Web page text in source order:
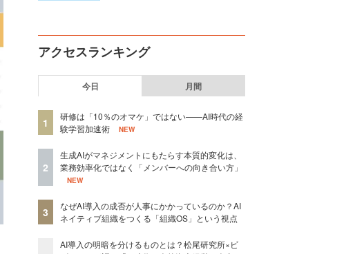
アクセスランキング
今日 月間
1
研修は「10％のオマケ」ではない——AI時代の経
験学習加速術
NEW
2
生成AIがマネジメントにもたらす本質的変化は、
業務効率化ではなく「メンバーへの向き合い方」
NEW
3
なぜAI導入の成否が人事にかかっているのか？AI
ネイティブ組織をつくる「組織OS」という視点
AI導入の明暗を分けるものとは？松尾研究所×ビ